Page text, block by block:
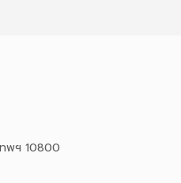
พฯ 10800